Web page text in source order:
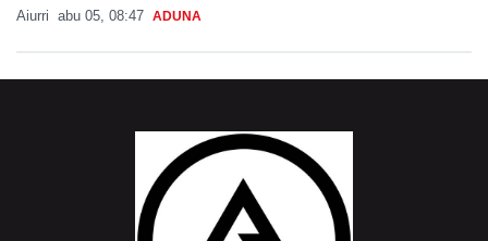
Aiurri abu 05, 08:47 ADUNA